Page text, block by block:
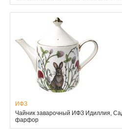
ИФЗ
Чайник заварочный ИФЗ Идиллия,
фарфор